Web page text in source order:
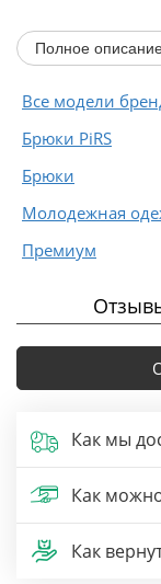
Длина по
размерах 40-46 и
Полное
Все модели
Брюки PiRS
Брюки
Молодежная
Премиум
Как мы
Как
Как